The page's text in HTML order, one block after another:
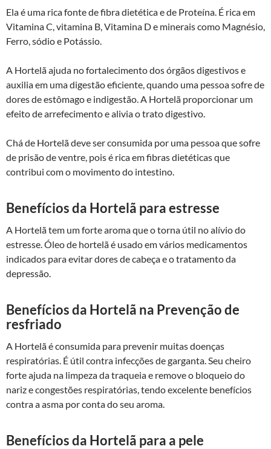
Ela é uma rica fonte de fibra dietética e de Proteína. É rica em
Vitamina C, vitamina B, Vitamina D e minerais como Magnésio,
Ferro, sódio e Potássio.
A Hortelã ajuda no fortalecimento dos órgãos digestivos e
auxilia em uma digestão eficiente, quando uma pessoa sofre de
dores de estômago e indigestão. A Hortelã proporcionar um
efeito de arrefecimento e alivia o trato digestivo.
Chá de Hortelã deve ser consumida por uma pessoa que sofre
de prisão de ventre, pois é rica em fibras dietéticas que
contribui com o movimento do intestino.
Benefícios da Hortelã para estresse
A Hortelã tem um forte aroma que o torna útil no alívio do
estresse. Óleo de hortelã é usado em vários medicamentos
indicados para evitar dores de cabeça e o tratamento da
depressão.
Benefícios da Hortelã na Prevenção de
resfriado
A Hortelã é consumida para prevenir muitas doenças
respiratórias. É útil contra infecções de garganta. Seu cheiro
forte ajuda na limpeza da traqueia e remove o bloqueio do
nariz e congestões respiratórias, tendo excelente benefícios
contra a asma por conta do seu aroma.
Benefícios da Hortelã para a pele